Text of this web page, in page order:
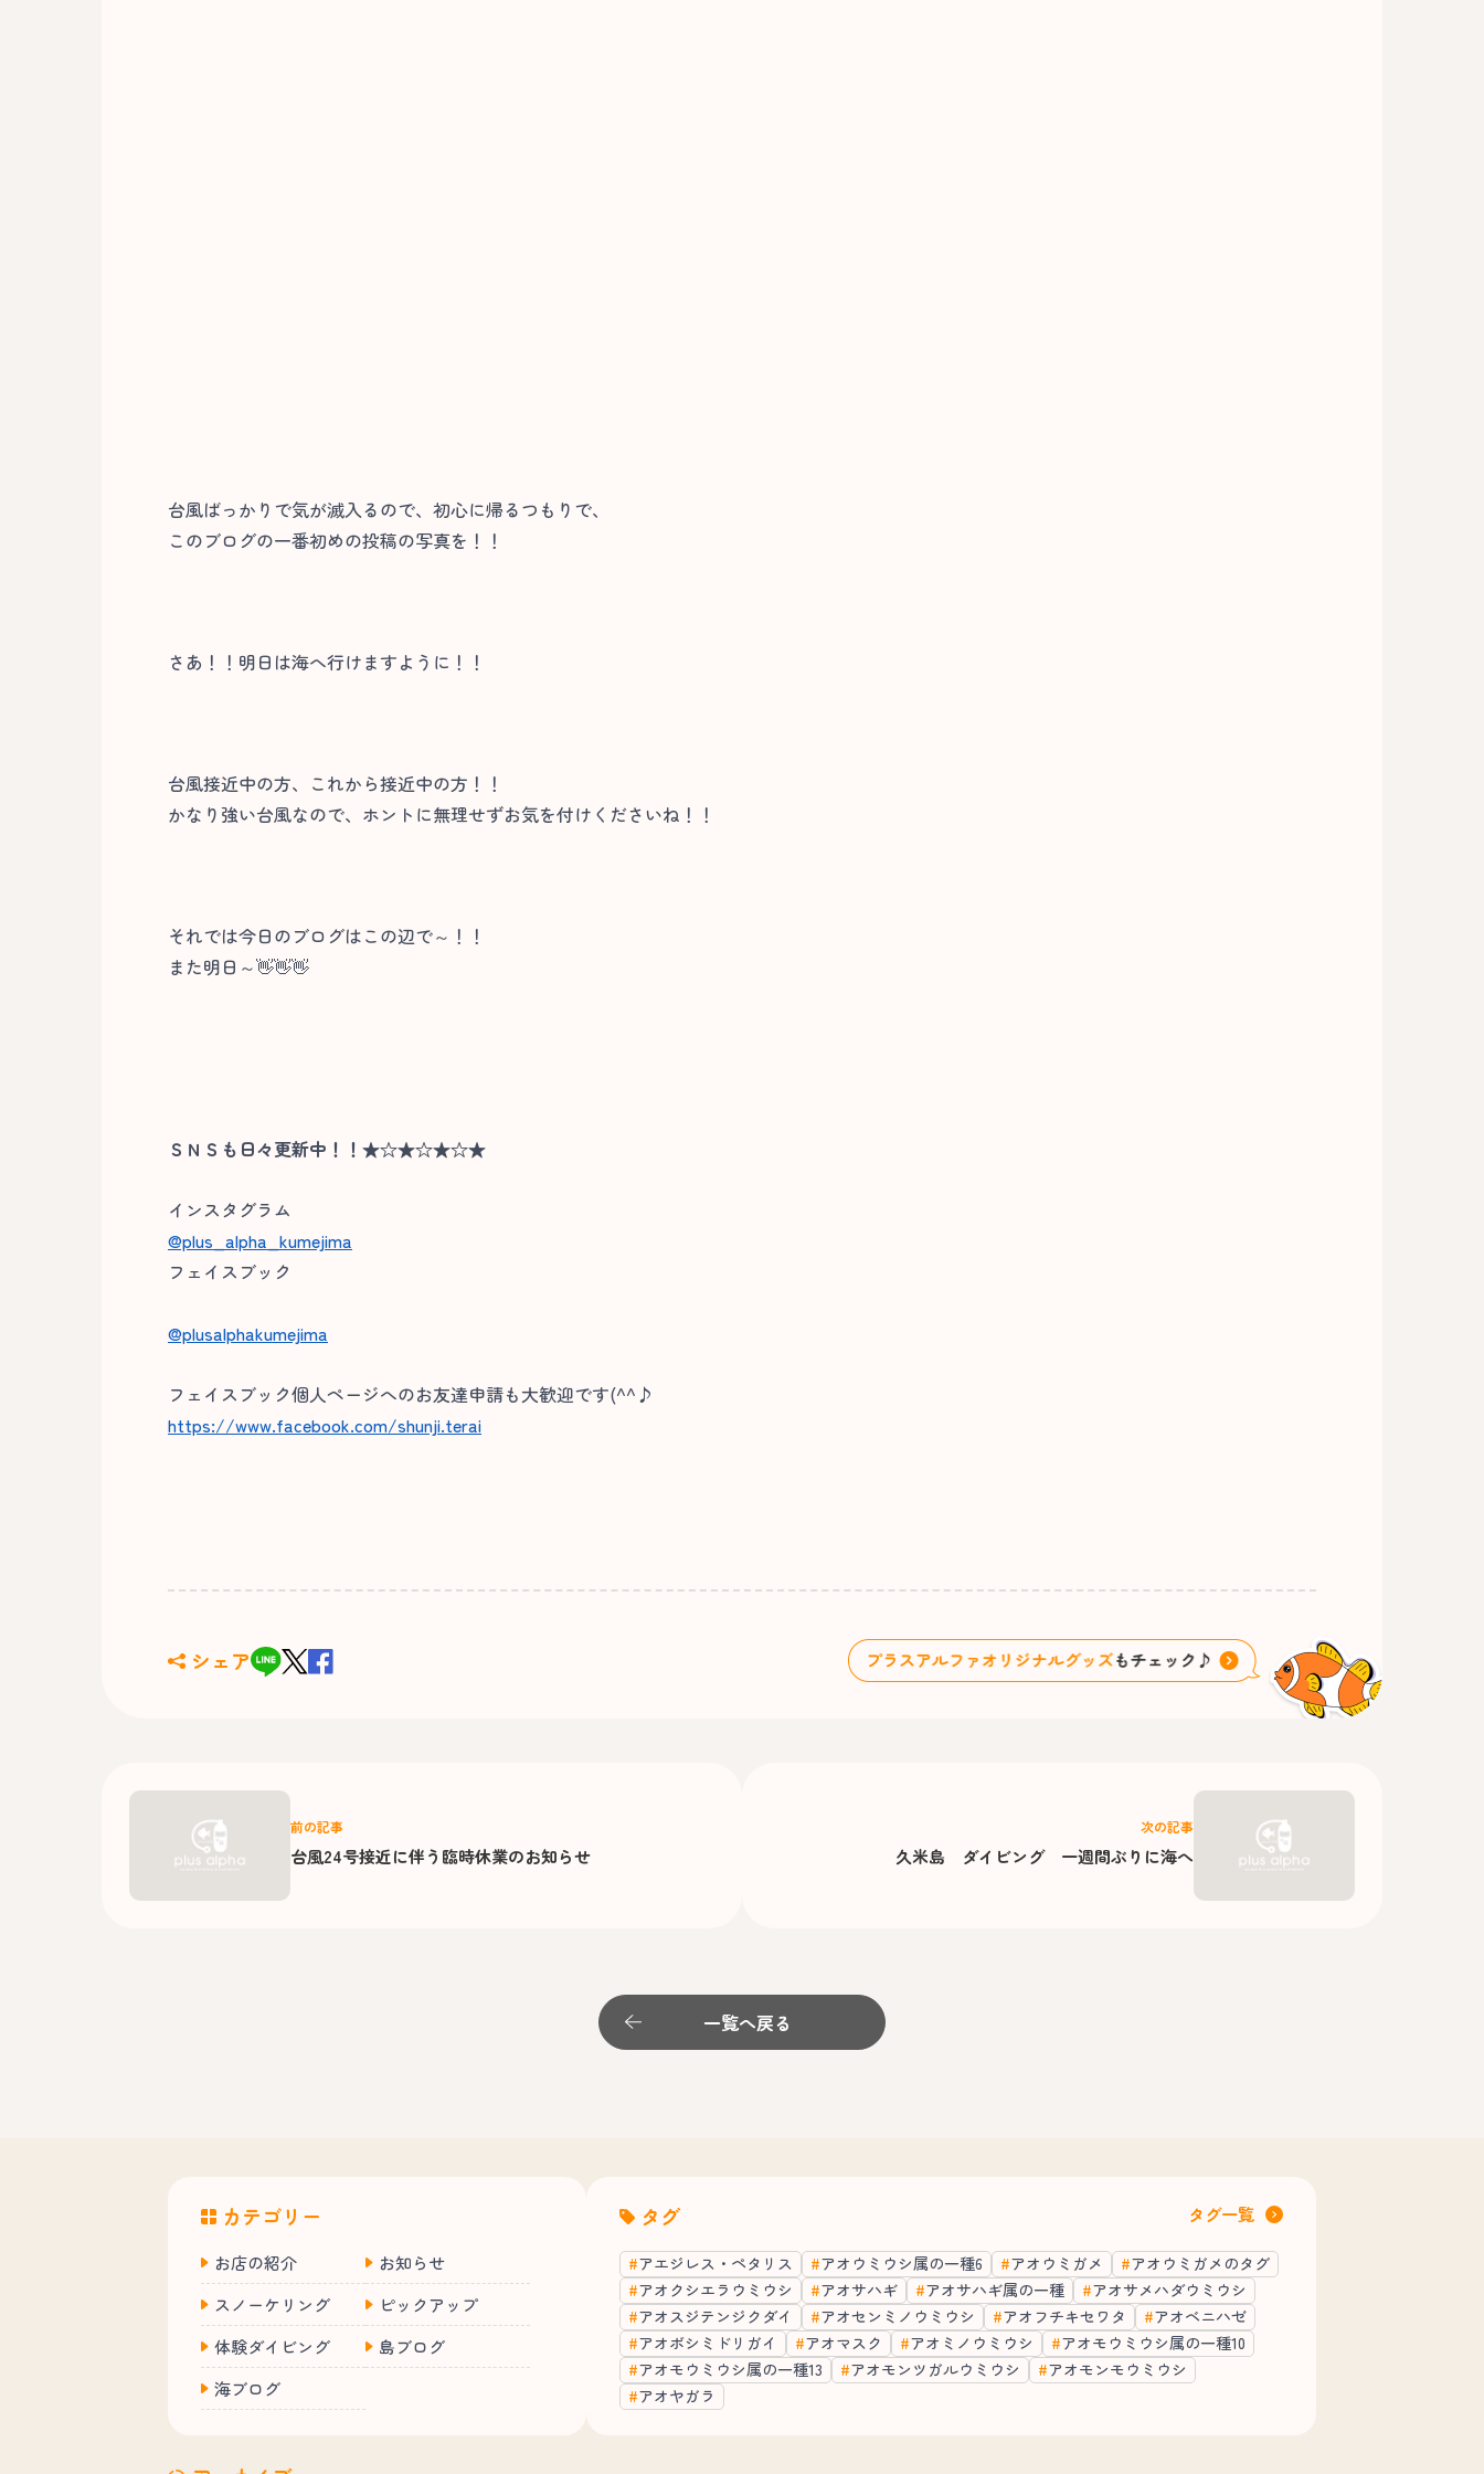
台風ばっかりで気が滅入るので、初心に帰るつもりで、
このブログの一番初めの投稿の写真を！！
さあ！！明日は海へ行けますように！！
台風接近中の方、これから接近中の方！！
かなり強い台風なので、ホントに無理せずお気を付けくださいね！！
それでは今日のブログはこの辺で～！！
また明日～👋👋👋
ＳＮＳも日々更新中！！★☆★☆★☆★
インスタグラム
@plus_alpha_kumejima
フェイスブック
@plusalphakumejima
フェイスブック個人ページへのお友達申請も大歓迎です(^^♪
https://www.facebook.com/shunji.terai
シェア
前の記事
台風24号接近に伴う臨時休業のお知らせ
次の記事
久米島 ダイビング 一週間ぶりに海へ
一覧へ戻る
カテゴリー
お店の紹介
お知らせ
スノーケリング
ピックアップ
体験ダイビング
島ブログ
海ブログ
タグ タグ一覧
アエジレス・ペタリス アオウミウシ属の一種6 アオウミガメ
アオウミガメのタグ
アオクシエラウミウシ
アオサハギ アオサハギ属の一種
アオサメハダウミウシ
アオスジテンジクダイ
アオセンミノウミウシ アオフチキセワタ
アオベニハゼ
アオボシミドリガイ
アオマスク アオミノウミウシ
アオモウミウシ属の一種10
アオモウミウシ属の一種13
アオモンツガルウミウシ
アオモンモウミウシ
アオヤガラ